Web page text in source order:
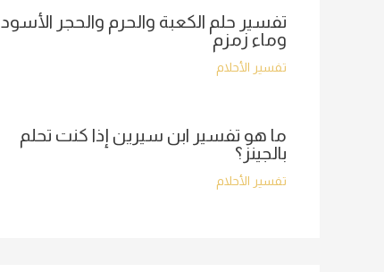
تفسير حلم الكعبة والحرم والحجر الأسود
وماء زمزم
تفسير الأحلام
ما هو تفسير ابن سيرين إذا كنت تحلم
بالجينز؟
تفسير الأحلام